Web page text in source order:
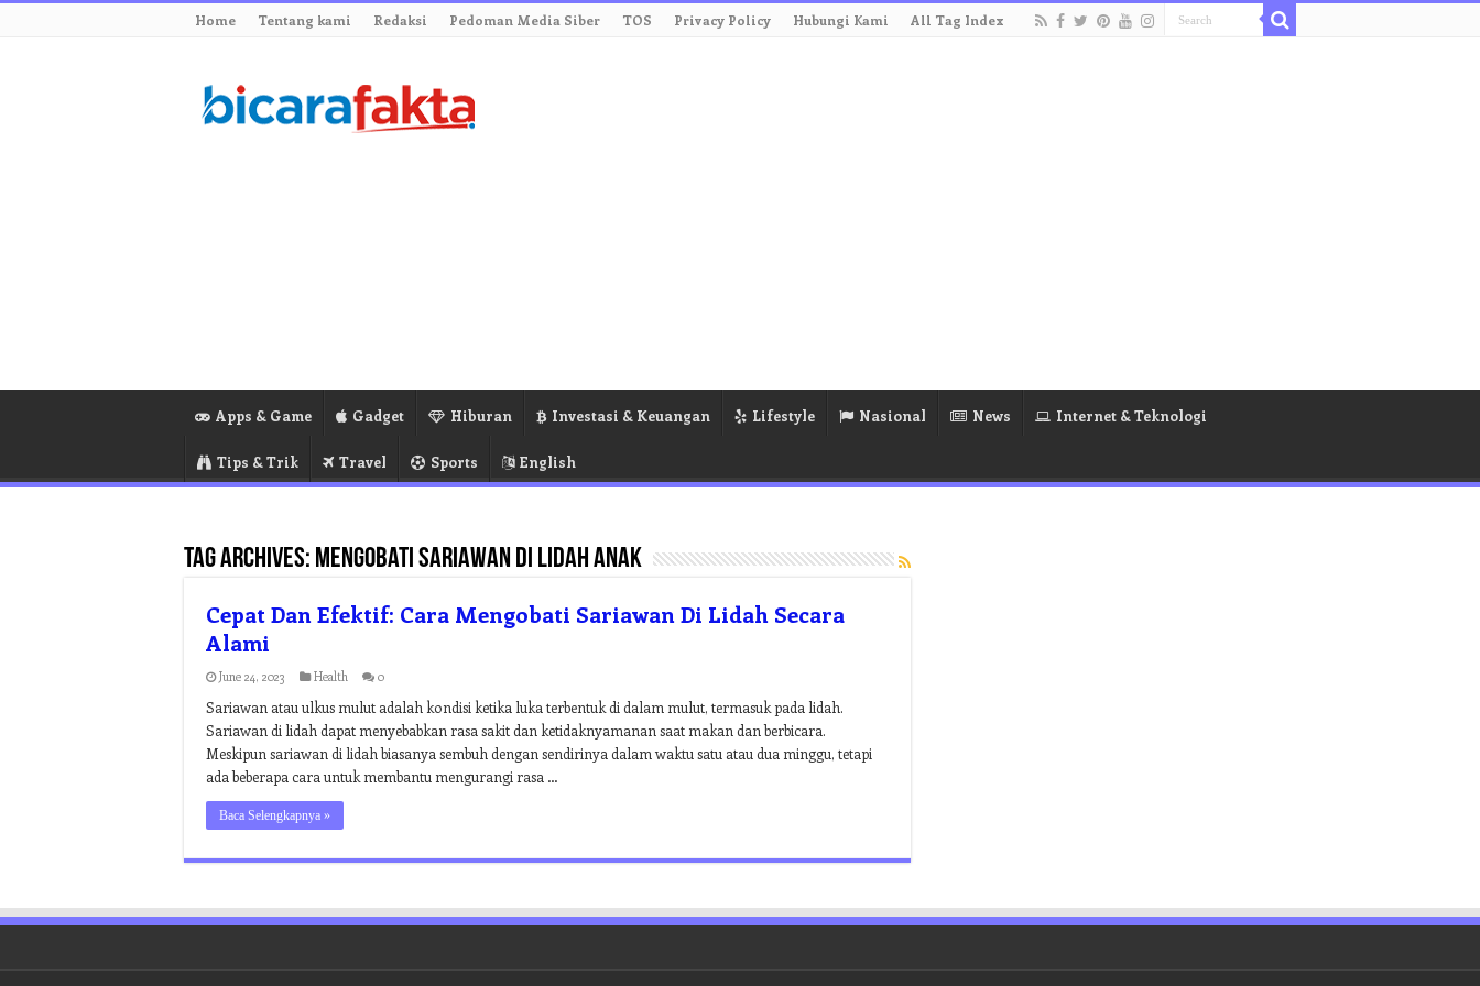
Home Tentang kami Redaksi Pedoman Media Siber TOS Privacy Policy Hubungi Kami All Tag Index
Apps & Game Gadget Hiburan Investasi & Keuangan Lifestyle Nasional News Internet & Teknologi
Tips & Trik Travel Sports English
Tag Archives: mengobati sariawan di lidah anak
Cepat Dan Efektif: Cara Mengobati Sariawan Di Lidah Secara
Alami
June 24, 2023 Health 0
Sariawan atau ulkus mulut adalah kondisi ketika luka terbentuk di dalam mulut, termasuk pada lidah.
Sariawan di lidah dapat menyebabkan rasa sakit dan ketidaknyamanan saat makan dan berbicara.
Meskipun sariawan di lidah biasanya sembuh dengan sendirinya dalam waktu satu atau dua minggu, tetapi
ada beberapa cara untuk membantu mengurangi rasa …
Baca Selengkapnya »